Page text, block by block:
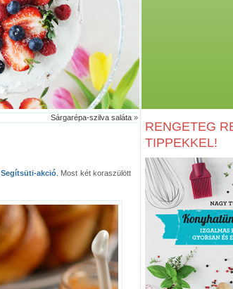
Sárgarépa-szilva saláta »
Segítsüti-akció. Most két koraszülött
RENGETEG
TIPPEKKEL!